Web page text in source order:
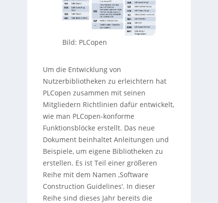
Bild: PLCopen
Um die Entwicklung von
Nutzerbibliotheken zu erleichtern hat
PLCopen zusammen mit seinen
Mitgliedern Richtlinien dafür entwickelt,
wie man PLCopen-konforme
Funktionsblöcke erstellt. Das neue
Dokument beinhaltet Anleitungen und
Beispiele, um eigene Bibliotheken zu
erstellen. Es ist Teil einer größeren
Reihe mit dem Namen ‚Software
Construction Guidelines‘. In dieser
Reihe sind dieses Jahr bereits die